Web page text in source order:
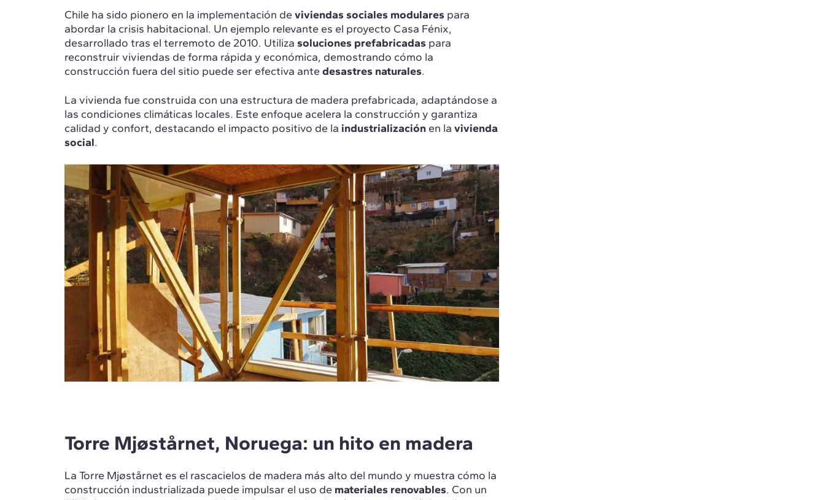
Chile ha sido pionero en la implementación de viviendas sociales modulares para
abordar la crisis habitacional. Un ejemplo relevante es el proyecto Casa Fénix,
desarrollado tras el terremoto de 2010. Utiliza soluciones prefabricadas para
reconstruir viviendas de forma rápida y económica, demostrando cómo la
construcción fuera del sitio puede ser efectiva ante desastres naturales.
La vivienda fue construida con una estructura de madera prefabricada, adaptándose a
las condiciones climáticas locales. Este enfoque acelera la construcción y garantiza
calidad y confort, destacando el impacto positivo de la industrialización en la vivienda
social.
Torre Mjøstårnet, Noruega: un hito en madera
La Torre Mjøstårnet es el rascacielos de madera más alto del mundo y muestra cómo la
construcción industrializada puede impulsar el uso de materiales renovables. Con un